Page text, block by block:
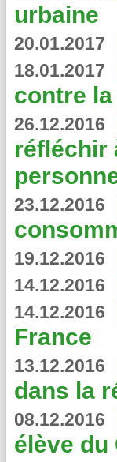
urbaine
20.01.2017
18.01.2017
contre
26.12.2016
réfléchir
23.12.2016
19.12.2016
14.12.2016
14.12.2016
France
13.12.2016
dans la
08.12.2016
élève du